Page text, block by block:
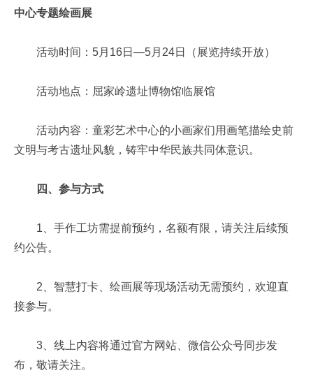
中心专题绘画展
活动时间：5月16日—5月24日（展览持续开放）
活动地点：屈家岭遗址博物馆临展馆
活动内容：童彩艺术中心的小画家们用画笔描绘史前
文明与考古遗址风貌，铸牢中华民族共同体意识。
四、参与方式
1、手作工坊需提前预约，名额有限，请关注后续预
约公告。
2、智慧打卡、绘画展等现场活动无需预约，欢迎直
接参与。
3、线上内容将通过官方网站、微信公众号同步发
布，敬请关注。